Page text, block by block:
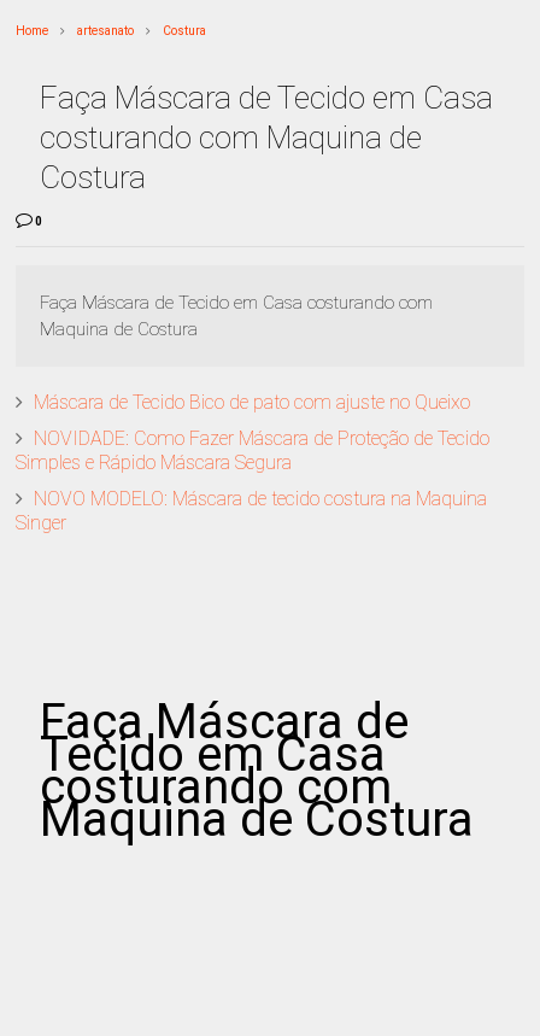
Home artesanato Costura
Faça Máscara de Tecido em Casa
costurando com Maquina de
Costura
0
Faça Máscara de Tecido em Casa costurando com
Maquina de Costura
Máscara de Tecido Bico de pato com ajuste no Queixo
NOVIDADE: Como Fazer Máscara de Proteção de Tecido
Simples e Rápido Máscara Segura
NOVO MODELO: Máscara de tecido costura na Maquina
Singer
Faça Máscara de
Tecido em Casa
costurando com
Maquina de Costura